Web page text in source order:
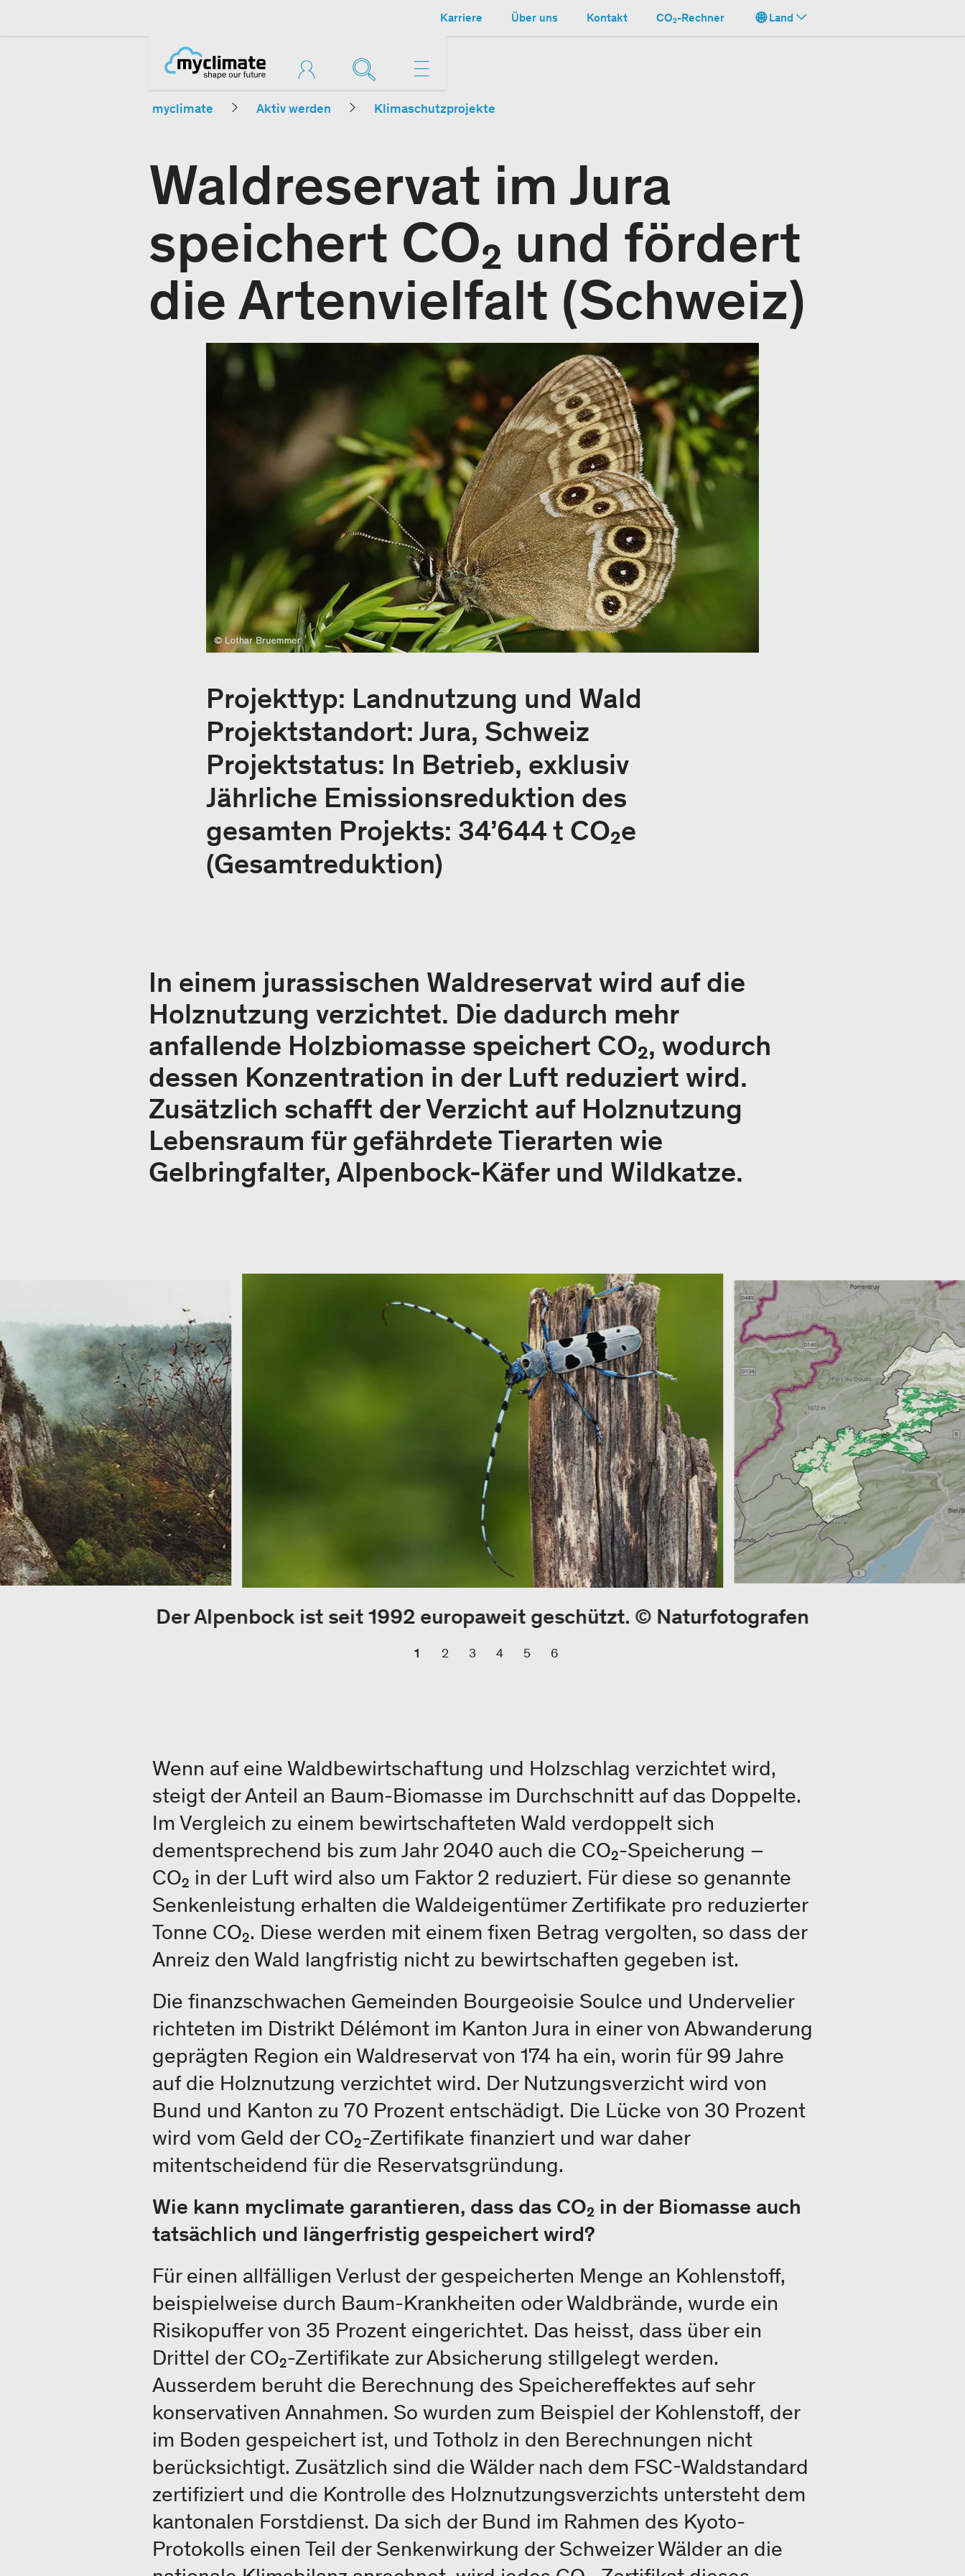
Karriere Über uns Kontakt CO₂-Rechner Land
myclimate Aktiv werden Klimaschutzprojekte
Waldreservat im Jura
speichert CO₂ und fördert
die Artenvielfalt (Schweiz)
Projekttyp: Landnutzung und Wald
Projektstandort: Jura, Schweiz
Projektstatus: In Betrieb, exklusiv
Jährliche Emissionsreduktion des
gesamten Projekts: 34’644 t CO₂e
(Gesamtreduktion)
In einem jurassischen Waldreservat wird auf die
Holznutzung verzichtet. Die dadurch mehr
anfallende Holzbiomasse speichert CO₂, wodurch
dessen Konzentration in der Luft reduziert wird.
Zusätzlich schafft der Verzicht auf Holznutzung
Lebensraum für gefährdete Tierarten wie
Gelbringfalter, Alpenbock-Käfer und Wildkatze.
Der Alpenbock ist seit 1992 europaweit geschützt. © Naturfotografen
1 2 3 4 5 6
Wenn auf eine Waldbewirtschaftung und Holzschlag verzichtet wird,
steigt der Anteil an Baum-Biomasse im Durchschnitt auf das Doppelte.
Im Vergleich zu einem bewirtschafteten Wald verdoppelt sich
dementsprechend bis zum Jahr 2040 auch die CO₂-Speicherung –
CO₂ in der Luft wird also um Faktor 2 reduziert. Für diese so genannte
Senkenleistung erhalten die Waldeigentümer Zertifikate pro reduzierter
Tonne CO₂. Diese werden mit einem fixen Betrag vergolten, so dass der
Anreiz den Wald langfristig nicht zu bewirtschaften gegeben ist.
Die finanzschwachen Gemeinden Bourgeoisie Soulce und Undervelier
richteten im Distrikt Délémont im Kanton Jura in einer von Abwanderung
geprägten Region ein Waldreservat von 174 ha ein, worin für 99 Jahre
auf die Holznutzung verzichtet wird. Der Nutzungsverzicht wird von
Bund und Kanton zu 70 Prozent entschädigt. Die Lücke von 30 Prozent
wird vom Geld der CO₂-Zertifikate finanziert und war daher
mitentscheidend für die Reservatsgründung.
Wie kann myclimate garantieren, dass das CO₂ in der Biomasse auch
tatsächlich und längerfristig gespeichert wird?
Für einen allfälligen Verlust der gespeicherten Menge an Kohlenstoff,
beispielweise durch Baum-Krankheiten oder Waldbrände, wurde ein
Risikopuffer von 35 Prozent eingerichtet. Das heisst, dass über ein
Drittel der CO₂-Zertifikate zur Absicherung stillgelegt werden.
Ausserdem beruht die Berechnung des Speichereffektes auf sehr
konservativen Annahmen. So wurden zum Beispiel der Kohlenstoff, der
im Boden gespeichert ist, und Totholz in den Berechnungen nicht
berücksichtigt. Zusätzlich sind die Wälder nach dem FSC-Waldstandard
zertifiziert und die Kontrolle des Holznutzungsverzichts untersteht dem
kantonalen Forstdienst. Da sich der Bund im Rahmen des Kyoto-
Protokolls einen Teil der Senkenwirkung der Schweizer Wälder an die